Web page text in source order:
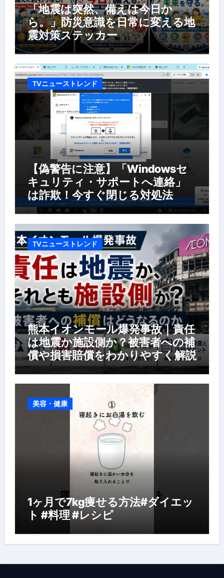
「地震は突然、備えは今日か
ら。」防災意識を日常に変える地
震対策ステッカー
TVニューストレンド
【偽警告に注意】「Windowsセ
キュリティ・サポートへ連絡」
は詐欺！今すぐ閉じる対処法
TVニューストレンド
熊本イオンモール爆発事故｜責任
は地震か施設側か？被害者への補
償や損害賠償をわかりやすく解説
美容・健康
1ヶ月で7kg痩せる方法#ダイエッ
ト #料理 #レシピ